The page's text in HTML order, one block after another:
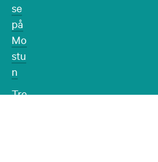
se
på
Mo
stu
n
Tre